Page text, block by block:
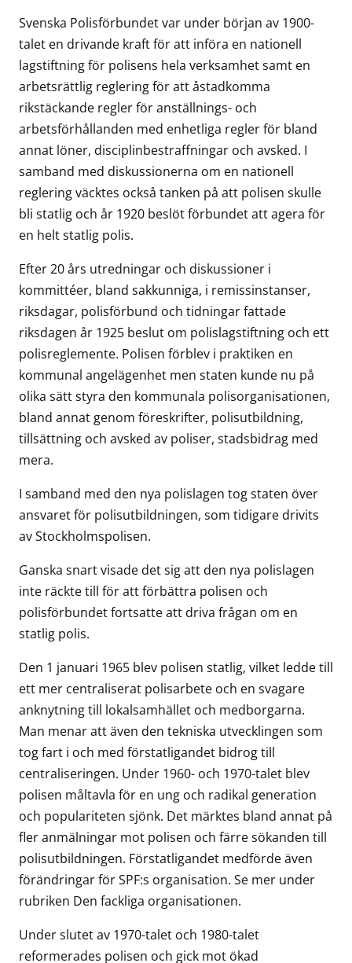
Svenska Polisförbundet var under början av 1900-
talet en drivande kraft för att införa en nationell
lagstiftning för polisens hela verksamhet samt en
arbetsrättlig reglering för att åstadkomma
rikstäckande regler för anställnings- och
arbetsförhållanden med enhetliga regler för bland
annat löner, disciplinbestraffningar och avsked. I
samband med diskussionerna om en nationell
reglering väcktes också tanken på att polisen skulle
bli statlig och år 1920 beslöt förbundet att agera för
en helt statlig polis.
Efter 20 års utredningar och diskussioner i
kommittéer, bland sakkunniga, i remissinstanser,
riksdagar, polisförbund och tidningar fattade
riksdagen år 1925 beslut om polislagstiftning och ett
polisreglemente. Polisen förblev i praktiken en
kommunal angelägenhet men staten kunde nu på
olika sätt styra den kommunala polisorganisationen,
bland annat genom föreskrifter, polisutbildning,
tillsättning och avsked av poliser, stadsbidrag med
mera.
I samband med den nya polislagen tog staten över
ansvaret för polisutbildningen, som tidigare drivits
av Stockholmspolisen.
Ganska snart visade det sig att den nya polislagen
inte räckte till för att förbättra polisen och
polisförbundet fortsatte att driva frågan om en
statlig polis.
Den 1 januari 1965 blev polisen statlig, vilket ledde till
ett mer centraliserat polisarbete och en svagare
anknytning till lokalsamhället och medborgarna.
Man menar att även den tekniska utvecklingen som
tog fart i och med förstatligandet bidrog till
centraliseringen. Under 1960- och 1970-talet blev
polisen måltavla för en ung och radikal generation
och populariteten sjönk. Det märktes bland annat på
fler anmälningar mot polisen och färre sökanden till
polisutbildningen. Förstatligandet medförde även
förändringar för SPF:s organisation. Se mer under
rubriken Den fackliga organisationen.
Under slutet av 1970-talet och 1980-talet
reformerades polisen och gick mot ökad